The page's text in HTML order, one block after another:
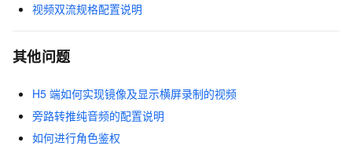
视频双流规格配置说明
其他问题
H5 端如何实现镜像及显示横屏录制的视频
旁路转推纯音频的配置说明
如何进行角色鉴权